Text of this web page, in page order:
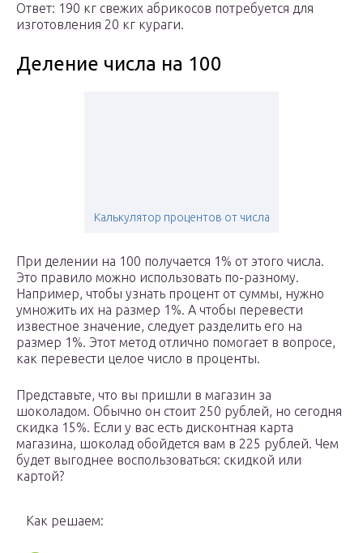
Ответ: 190 кг свежих абрикосов потребуется для
изготовления 20 кг кураги.
Деление числа на 100
Калькулятор процентов от числа
При делении на 100 получается 1% от этого числа.
Это правило можно использовать по-разному.
Например, чтобы узнать процент от суммы, нужно
умножить их на размер 1%. А чтобы перевести
известное значение, следует разделить его на
размер 1%. Этот метод отлично помогает в вопросе,
как перевести целое число в проценты.
Представьте, что вы пришли в магазин за
шоколадом. Обычно он стоит 250 рублей, но сегодня
скидка 15%. Если у вас есть дисконтная карта
магазина, шоколад обойдется вам в 225 рублей. Чем
будет выгоднее воспользоваться: скидкой или
картой?
Как решаем: